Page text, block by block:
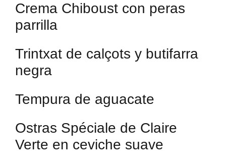
Crema Chiboust con peras
parrilla
Trintxat de calçots y butifarra
negra
Tempura de aguacate
Ostras Spéciale de Claire
Verte en ceviche suave